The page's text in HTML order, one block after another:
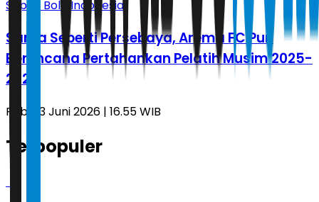
Sepak Bola Indonesia
Sama Seperti Persebaya, Arema FC Pun
Berencana Pertahankan Pelatih Musim 2025-
2026
Rabu, 3 Juni 2026 | 16.55 WIB
Terpopuler